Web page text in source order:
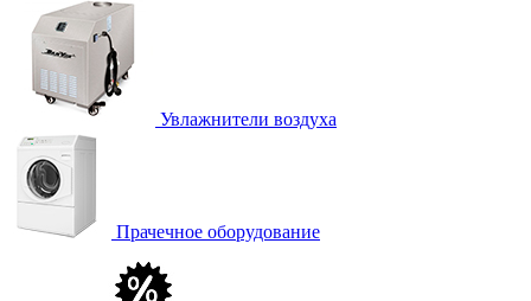
Увлажнители воздуха
Прачечное оборудование